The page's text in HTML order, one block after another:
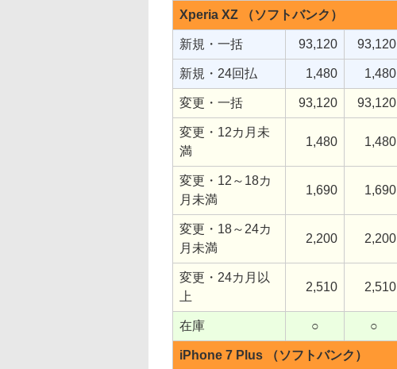
Xperia XZ （ソフトバンク）
新規・一括 93,120 93,120
新規・24回払 1,480 1,480
変更・一括 93,120 93,120
変更・12カ月未
満
1,480 1,480
変更・12～18カ
月未満
1,690 1,690
変更・18～24カ
月未満
2,200 2,200
変更・24カ月以
上
2,510 2,510
在庫 ○ ○
iPhone 7 Plus （ソフトバンク）